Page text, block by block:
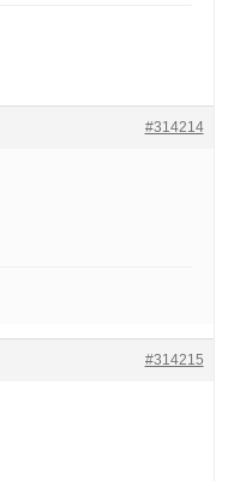
#314214
#314215